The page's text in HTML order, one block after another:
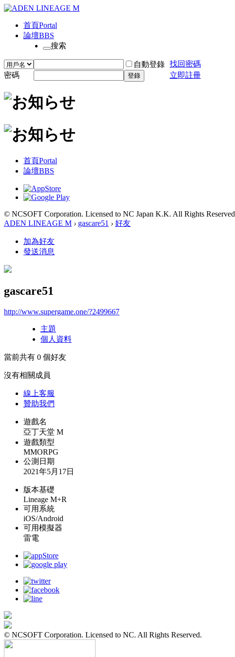
首頁Portal
論壇BBS
搜索
自動登錄 找回密碼
密碼
登錄 立即註冊
首頁Portal
論壇BBS
© NCSOFT Corporation. Licensed to NC Japan K.K. All Rights
ADEN LINEAGE M › gascare51 › 好友
加為好友
發送消息
gascare51
http://www.supergame.one/?2499667
主題
個人資料
當前共有 0 個好友
沒有相關成員
線上客服
贊助我們
遊戲名
亞丁天堂 M
遊戲類型
MMORPG
公測日期
2021年5月17日
版本基礎
Lineage M+R
可用系統
iOS/Android
可用模擬器
雷電
© NCSOFT Corporation. Licensed to NC. All Rights Reserved.